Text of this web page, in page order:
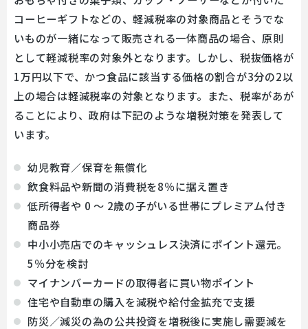
コーヒーギフトなどの、軽減税率の対象商品とそうでな
いものが一緒になって販売される一体商品の場合、原則
として軽減税率の対象外となります。しかし、税抜価格が
1万円以下で、かつ食品に該当する価格の割合が3分の2以
上の場合は軽減税率の対象となります。また、税率があが
ることにより、政府は下記のような増税対策を発表して
います。
幼児教育／保育を無償化
飲食料品や新聞の消費税を8％に据え置き
低所得者や 0 ～ 2歳の子がいる世帯にプレミアム付き
商品券
中小小売店でのキャッシュレス決済にポイント還元。
5％分を検討
マイナンバーカードの取得者に買い物ポイント
住宅や自動車の購入を減税や給付金拡充で支援
防災／減災の為の公共投資を増税後に実施し需要減を